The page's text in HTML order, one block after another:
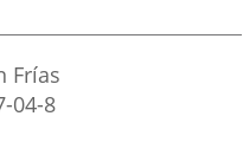
externa.
Frías
04-8